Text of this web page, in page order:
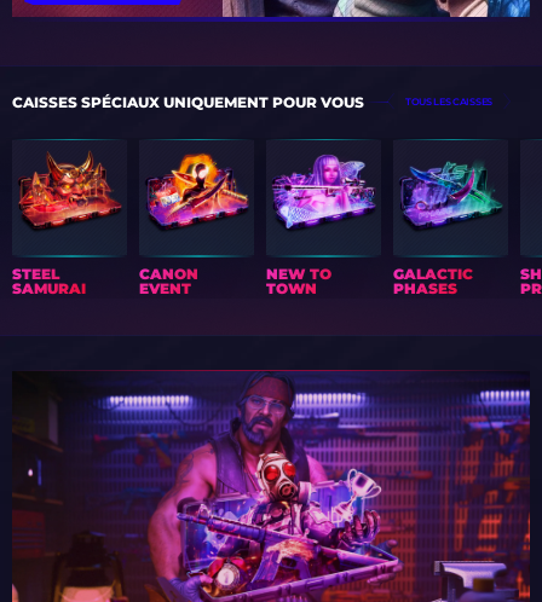
CAISSES SPÉCIAUX UNIQUEMENT POUR VOUS TOUS LES CAISSES
STEEL
SAMURAI
CANON
EVENT
NEW TO
TOWN
GALACTIC
PHASES